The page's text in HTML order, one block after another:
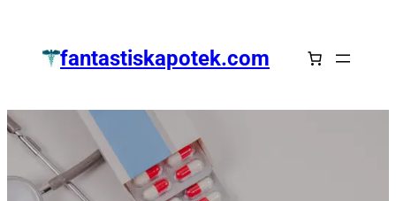
springenfantastiskapotek.com